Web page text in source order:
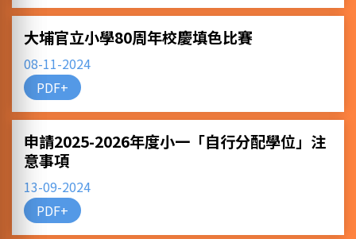
大埔官立小學80周年校慶填色比賽
08-11-2024
PDF+
申請2025-2026年度小一「自行分配學位」注
意事項
13-09-2024
PDF+